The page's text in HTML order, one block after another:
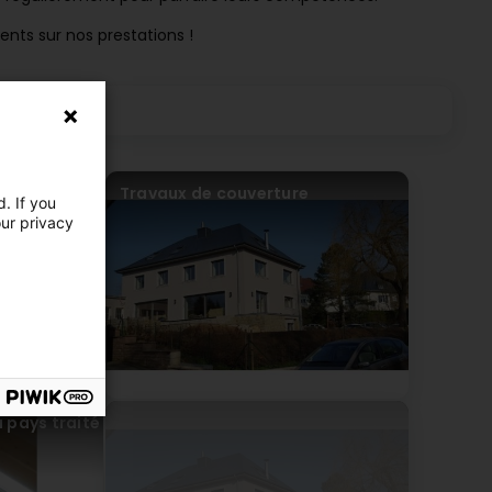
sur nos prestations !
Travaux de couverture
pays traité
If you
privacy